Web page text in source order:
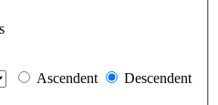
Ascendent
Descendent